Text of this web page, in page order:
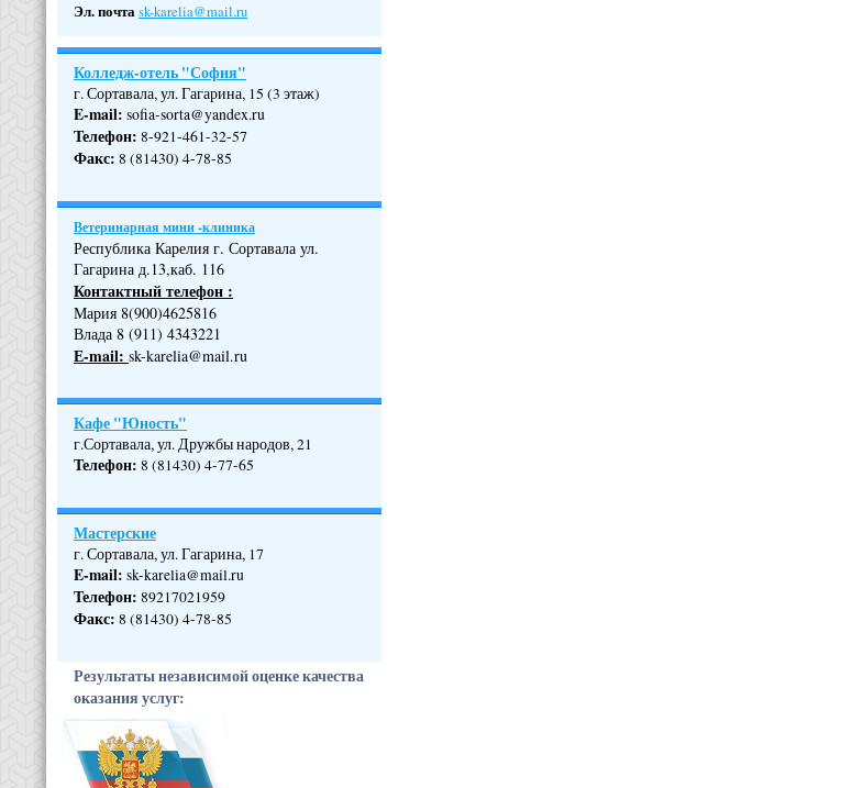
Эл. почтаsk-karelia@mail.ru
Колледж-отель "София"
г. Сортавала, ул. Гагарина, 15 (3 этаж)
E-mail: sofia-sorta@yandex.ru
Телефон: 8-921-461-32-57
Факс: 8 (81430) 4-78-85
Ветеринарная мини -клиника
Республика Карелия г. Сортавала ул.
Гагарина д.13,каб. 116
Контактный телефон :
Мария 8(900)4625816
Влада 8 (911) 4343221
Е-mail: sk-karelia@mail.ru
Кафе "Юность"
г.Сортавала, ул. Дружбы народов, 21
Телефон: 8 (81430) 4-77-65
Мастерские
г. Сортавала, ул. Гагарина, 17
E-mail: sk-karelia@mail.ru
Телефон: 89217021959
Факс: 8 (81430) 4-78-85
Результаты независимой оценке качества
оказания услуг: